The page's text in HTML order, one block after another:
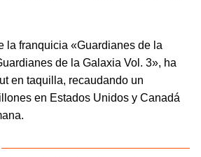
la franquicia «Guardianes de la
de la Galaxia Vol. 3», ha
en taquilla, recaudando un
en Estados Unidos y Canadá